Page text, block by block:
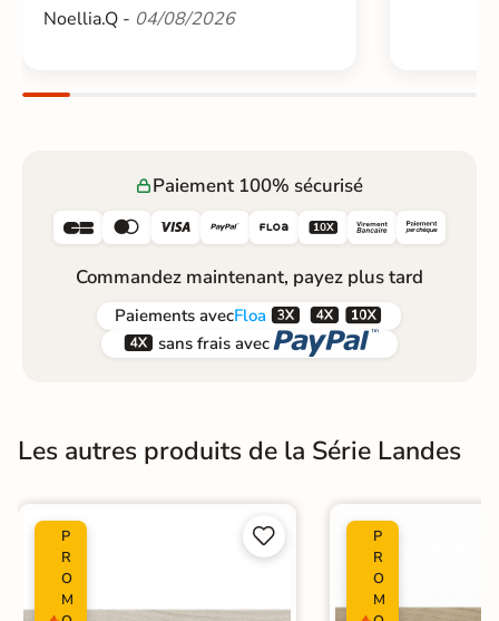
Noellia.Q - 04/08/2026
Paiement 100% sécurisé
     
Commandez maintenant, payez plus tard
Paiements avecFloa  
 sans frais avec 
Les autres produits de la Série Landes
P
R
O
M


P
R
O
M